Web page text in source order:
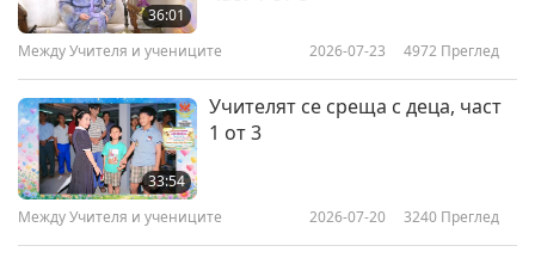
36:01
Между Учителя и учениците 2026-07-23 4972 Преглед
33:54
Учителят се среща с деца, част
1 от 3
Между Учителя и учениците 2026-07-20 3240 Преглед